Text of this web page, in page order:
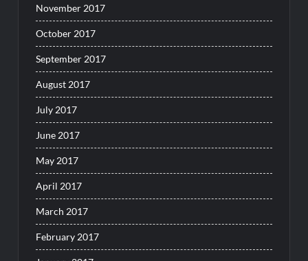
November 2017
October 2017
September 2017
August 2017
July 2017
June 2017
May 2017
April 2017
March 2017
February 2017